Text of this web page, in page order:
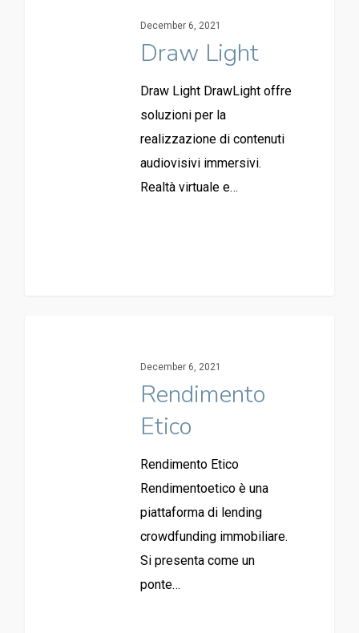
December 6, 2021
Draw Light
Draw Light DrawLight offre
soluzioni per la
realizzazione di contenuti
audiovisivi immersivi.
Realtà virtuale e…
December 6, 2021
Rendimento
Etico
Rendimento Etico
Rendimentoetico è una
piattaforma di lending
crowdfunding immobiliare.
Si presenta come un
ponte…